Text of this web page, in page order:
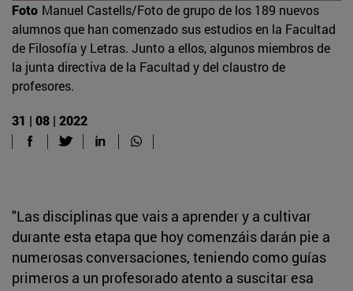
Foto Manuel Castells/Foto de grupo de los 189 nuevos
alumnos que han comenzado sus estudios en la Facultad
de Filosofía y Letras. Junto a ellos, algunos miembros de
la junta directiva de la Facultad y del claustro de
profesores.
31 | 08 | 2022
"Las disciplinas que vais a aprender y a cultivar
durante esta etapa que hoy comenzáis darán pie a
numerosas conversaciones, teniendo como guías
primeros a un profesorado atento a suscitar esa